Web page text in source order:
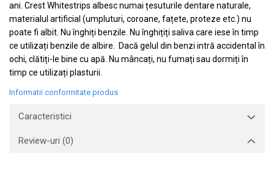
ani. Crest Whitestrips albesc numai țesuturile dentare naturale,
materialul artificial (umpluturi, coroane, fațete, proteze etc.) nu
poate fi albit. Nu înghiți benzile. Nu înghițiți saliva care iese în timp
ce utilizați benzile de albire. Dacă gelul din benzi intră accidental în
ochi, clătiți-le bine cu apă. Nu mâncați, nu fumați sau dormiți în
timp ce utilizați plasturii.
Informatii conformitate produs
Caracteristici
Review-uri (0)